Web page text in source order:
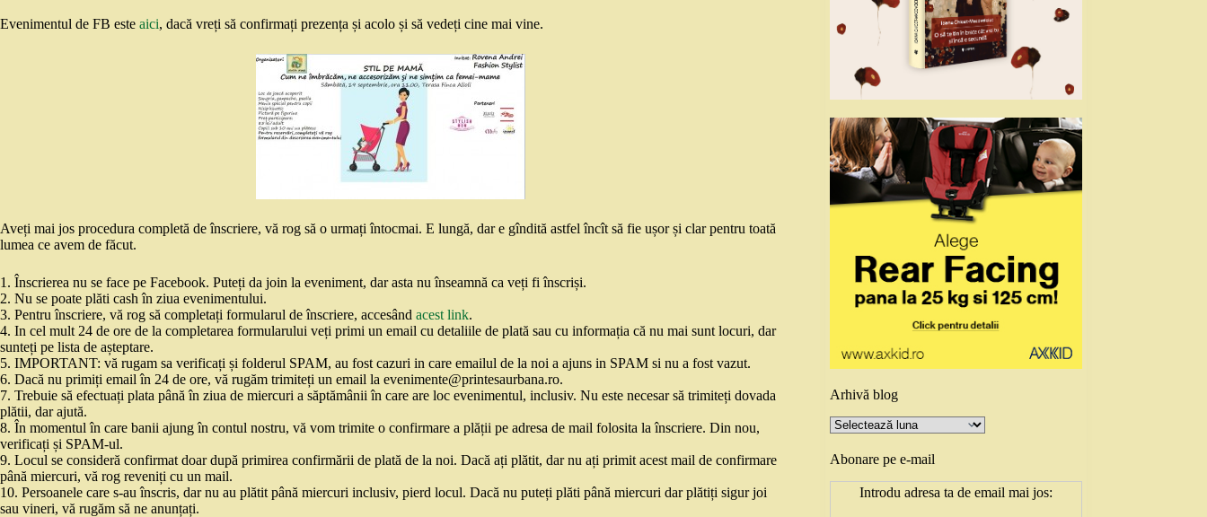
Evenimentul de FB este aici, dacă vreți să confirmați prezența și acolo și să vedeți cine mai vine.
Aveți mai jos procedura completă de înscriere, vă rog să o urmați întocmai. E lungă, dar e gîndită astfel încît să fie ușor și clar pentru toată
lumea ce avem de făcut.
1. Înscrierea nu se face pe Facebook. Puteți da join la eveniment, dar asta nu înseamnă ca veți fi înscriși.
2. Nu se poate plăti cash în ziua evenimentului.
3. Pentru înscriere, vă rog să completați formularul de înscriere, accesând acest link.
4. In cel mult 24 de ore de la completarea formularului veți primi un email cu detaliile de plată sau cu informația că nu mai sunt locuri, dar
sunteți pe lista de așteptare.
5. IMPORTANT: vă rugam sa verificați și folderul SPAM, au fost cazuri in care emailul de la noi a ajuns in SPAM si nu a fost vazut.
6. Dacă nu primiți email în 24 de ore, vă rugăm trimiteți un email la evenimente@printesaurbana.ro.
7. Trebuie să efectuați plata până în ziua de miercuri a săptămânii în care are loc evenimentul, inclusiv. Nu este necesar să trimiteți dovada
plătii, dar ajută.
8. În momentul în care banii ajung în contul nostru, vă vom trimite o confirmare a plății pe adresa de mail folosita la înscriere. Din nou,
verificați și SPAM-ul.
9. Locul se consideră confirmat doar după primirea confirmării de plată de la noi. Dacă ați plătit, dar nu ați primit acest mail de confirmare
până miercuri, vă rog reveniți cu un mail.
10. Persoanele care s-au înscris, dar nu au plătit până miercuri inclusiv, pierd locul. Dacă nu puteți plăti până miercuri dar plătiți sigur joi
sau vineri, vă rugăm să ne anunțați.
Arhivă blog
Arhivă
blog
Abonare pe e-mail
Introdu adresa ta de email mai jos: